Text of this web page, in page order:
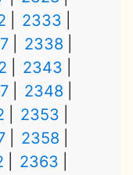
2333
2338
2343
2348
2353
2358
2363